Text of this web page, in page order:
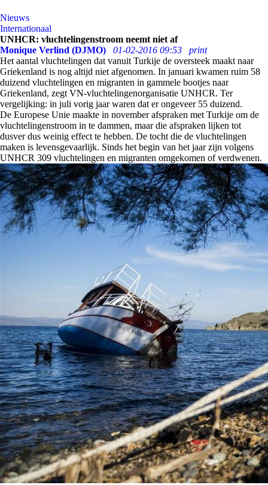
Nieuws
Internationaal
UNHCR: vluchtelingenstroom neemt niet af
Monique Verlind (DJMO)
01-02-2016 09:53
print
Het aantal vluchtelingen dat vanuit Turkije de oversteek maakt naar
Griekenland is nog altijd niet afgenomen. In januari kwamen ruim 58
duizend vluchtelingen en migranten in gammele bootjes naar
Griekenland, zegt VN-vluchtelingenorganisatie UNHCR. Ter
vergelijking: in juli vorig jaar waren dat er ongeveer 55 duizend.
De Europese Unie maakte in november afspraken met Turkije om de
vluchtelingenstroom in te dammen, maar die afspraken lijken tot
dusver dus weinig effect te hebben. De tocht die de vluchtelingen
maken is levensgevaarlijk. Sinds het begin van het jaar zijn volgens
UNHCR 309 vluchtelingen en migranten omgekomen of verdwenen.